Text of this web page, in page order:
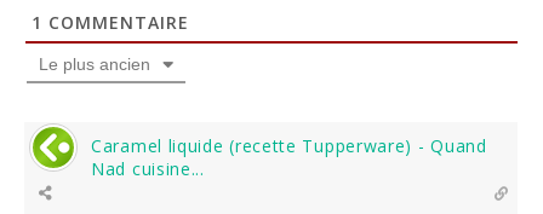
1 COMMENTAIRE
Le plus ancien
Caramel liquide (recette Tupperware) - Quand
Nad cuisine...